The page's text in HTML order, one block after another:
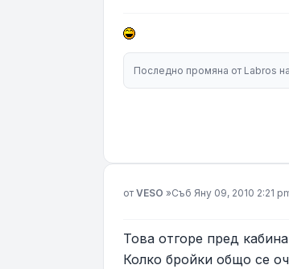
Последно промяна от Labros
Мнение
от VESO »Съб Яну 09, 2010 2:21
Това отгоре пред
Колко бройки общо се